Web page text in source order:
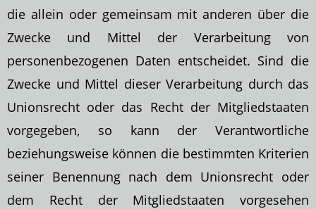
die allein oder gemeinsam mit anderen über die
Zwecke und Mittel der Verarbeitung von
personenbezogenen Daten entscheidet. Sind die
Zwecke und Mittel dieser Verarbeitung durch das
Unionsrecht oder das Recht der Mitgliedstaaten
vorgegeben, so kann der Verantwortliche
beziehungsweise können die bestimmten Kriterien
seiner Benennung nach dem Unionsrecht oder
dem Recht der Mitgliedstaaten vorgesehen